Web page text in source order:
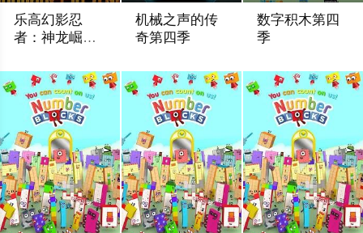
乐高幻影忍
者：神龙崛起
机械之声的传
奇第四季
数字积木第四
季